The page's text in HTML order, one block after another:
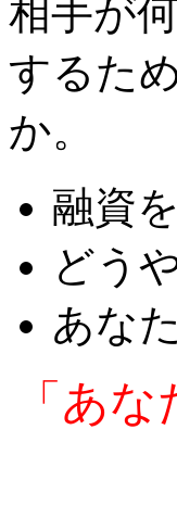
相手が
するた
か。
融資
どう
あな
「あ